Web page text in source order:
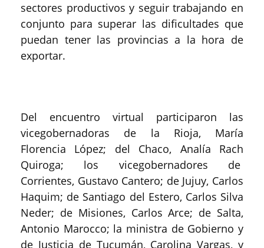
sectores productivos y seguir trabajando en
conjunto para superar las dificultades que
puedan tener las provincias a la hora de
exportar.
Del encuentro virtual participaron las
vicegobernadoras de la Rioja, María
Florencia López; del Chaco, Analía Rach
Quiroga; los vicegobernadores de
Corrientes, Gustavo Cantero; de Jujuy, Carlos
Haquim; de Santiago del Estero, Carlos Silva
Neder; de Misiones, Carlos Arce; de Salta,
Antonio Marocco; la ministra de Gobierno y
de Justicia de Tucumán, Carolina Vargas, y